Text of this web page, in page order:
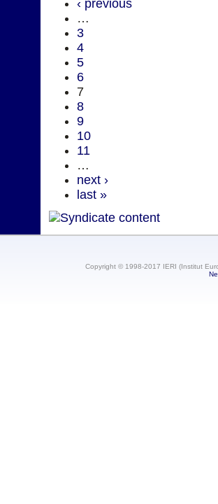
‹ previous
…
3
4
5
6
7
8
9
10
11
…
next ›
last »
Copyright © 1998-2017 IERI (Institut